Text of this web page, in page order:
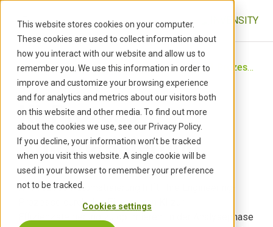
This website stores cookies on your computer.
These cookies are used to collect information about
how you interact with our website and allow us to
remember you. We use this information in order to
improve and customize your browsing experience
and for analytics and metrics about our visitors both
on this website and other media. To find out more
about the cookies we use, see our Privacy Policy.
If you decline, your information won’t be tracked
when you visit this website. A single cookie will be
used in your browser to remember your preference
not to be tracked.
Cookies settings
Start›Services›Digitale Transformation›KI-Prozess Automatisierung
KI-Prozess
Automatisierung
KI-Prozess Automatisierung hilft, Ihre Engineering-
Prozesse durch den Einsatz von KI zur
Effizienzsteigerung zu optimieren. In der Analysephase